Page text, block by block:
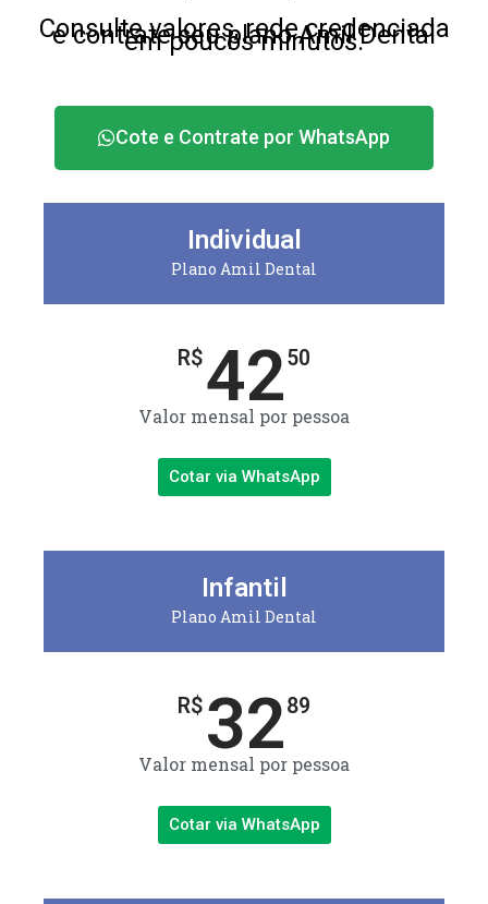
Consulte valores, rede credenciada
e contrate seu plano Amil Dental
em poucos minutos.
Cote e Contrate por WhatsApp
Individual
Plano Amil Dental
R$4250
Valor mensal por pessoa
Cotar via WhatsApp
Infantil
Plano Amil Dental
R$ 3289
Valor mensal por pessoa
Cotar via WhatsApp